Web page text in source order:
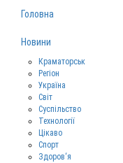
Головна
Новини
Краматорськ
Регіон
Україна
Світ
Суспільство
Технології
Цікаво
Спорт
Здоров‘я